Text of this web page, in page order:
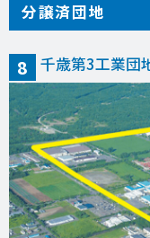
分譲済団地
8 千歳第3工業団